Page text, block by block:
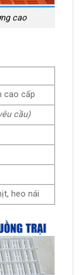
cao
cao cấp
cầu)
heo nái